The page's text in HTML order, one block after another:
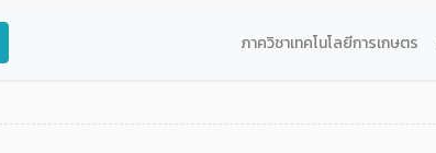
ภาควิชาเทคโนโลยีการเกษตร